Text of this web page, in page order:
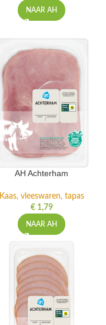
NAAR AH
AH Achterham
Kaas, vleeswaren, tapas
€1,79
NAAR AH